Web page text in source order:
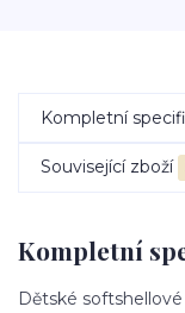
Kompletní
Související zboží
Kompletní
Dětské